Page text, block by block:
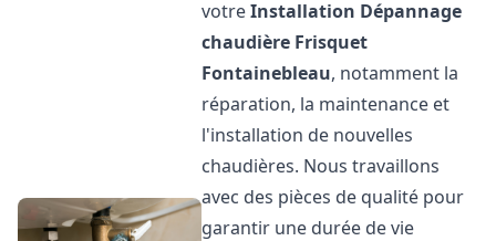
votreInstallation Dépannage
chaudière Frisquet
Fontainebleau, notamment la
réparation, la maintenance et
l'installation de nouvelles
chaudières. Nous travaillons
avec des pièces de qualité pour
garantir une durée de vie